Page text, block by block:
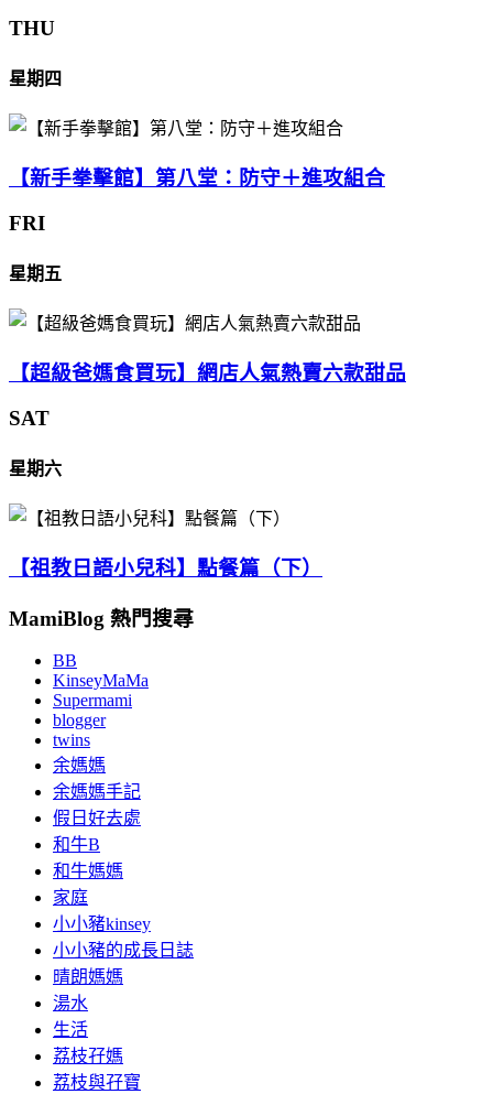
THU
星期四
【新手拳擊館】第八堂：防守＋進攻組合
FRI
星期五
【超級爸媽食買玩】網店人氣熱賣六款甜品
SAT
星期六
【祖教日語小兒科】點餐篇（下）
MamiBlog 熱門搜尋
BB
KinseyMaMa
Supermami
blogger
twins
余媽媽
余媽媽手記
假日好去處
和牛B
和牛媽媽
家庭
小小豬kinsey
小小豬的成長日誌
晴朗媽媽
湯水
生活
荔枝孖媽
荔枝與孖寶